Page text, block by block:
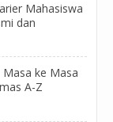
Mahasiswa
dan
Masa ke Masa
A-Z